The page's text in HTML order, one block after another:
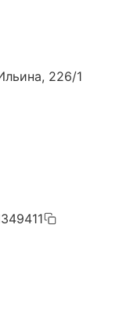
226/1